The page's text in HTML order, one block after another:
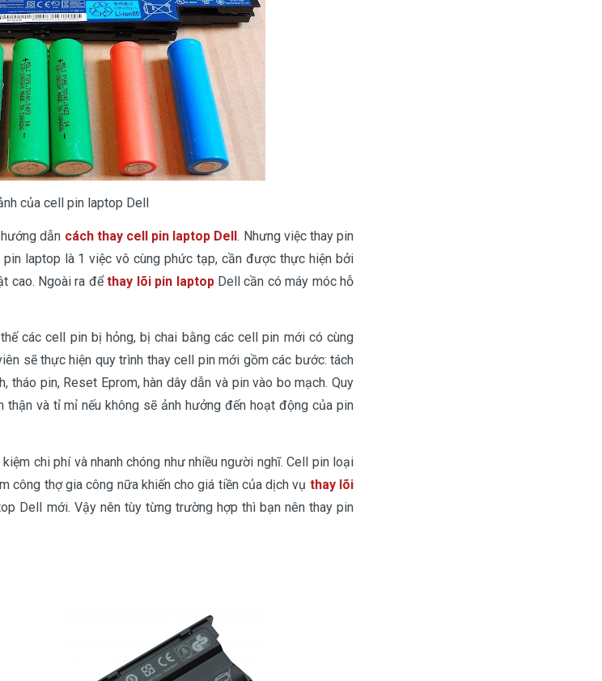
của cell pin laptop Dell
dẫn cách thay cell pin laptop Dell. Nhưng việc thay pin
laptop là 1 việc vô cùng phức tạp, cần được thực hiện bởi
cao. Ngoài ra đểthay lõi pin laptopDell cần có máy móc hỗ
các cell pin bị hỏng, bị chai bằng các cell pin mới có cùng
sẽ thực hiện quy trình thay cell pin mới gồm các bước: tách
tháo pin, Reset Eprom, hàn dây dẫn và pin vào bo mạch. Quy
và tỉ mỉ nếu không sẽ ảnh hưởng đến hoạt động của pin
chi phí và nhanh chóng như nhiều người nghĩ. Cell pin loại
công thợ gia công nữa khiến cho giá tiền của dịch vụ thay lõi
Dell mới. Vậy nên tùy từng trường hợp thì bạn nên thay pin